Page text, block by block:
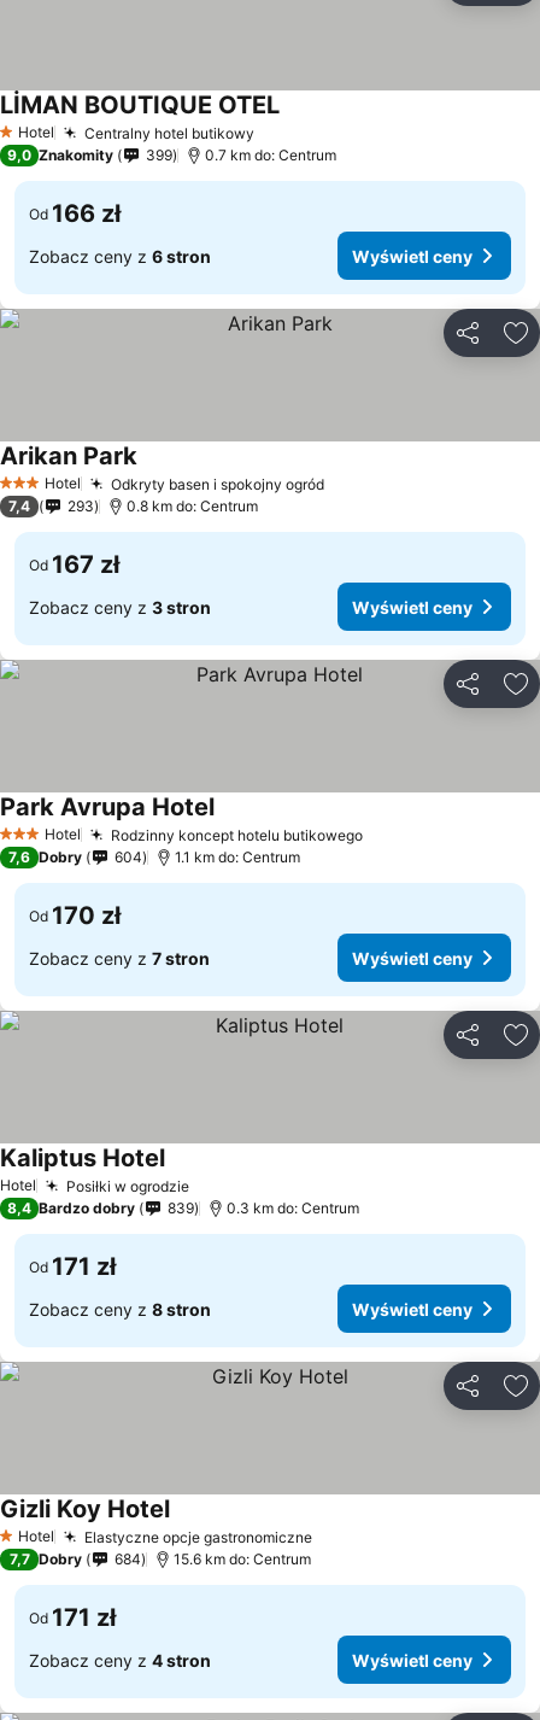
1 Kategoria
Hotel Centralny hotel butikowy
LİMAN BOUTIQUE OTELWyświetl ceny
9,0 Znakomity 399 0.7 km do: Centrum
Od 166 zł
Zobacz ceny z 6 stron Wyświetl ceny
3 Kategoria
Hotel Odkryty basen i spokojny ogródWyświetl ceny
Arikan ParkWyświetl ceny
7,4 293 0.8 km do: Centrum
Od 167 zł
Zobacz ceny z 3 stron Wyświetl ceny
3 Kategoria
Hotel Rodzinny koncept hotelu butikowegoWyświetl ceny
Park Avrupa HotelWyświetl ceny
7,6 Dobry 604 1.1 km do: Centrum
Od 170 zł
Zobacz ceny z 7 stron Wyświetl ceny
Hotel Posiłki w ogrodzieWyświetl ceny
Kaliptus HotelWyświetl ceny
8,4 Bardzo dobry 839 0.3 km do: Centrum
Od 171 zł
Zobacz ceny z 8 stron Wyświetl ceny
1 Kategoria
Hotel Elastyczne opcje gastronomiczneWyświetl ceny
Gizli Koy HotelWyświetl ceny
7,7 Dobry 684 15.6 km do: Centrum
Od 171 zł
Zobacz ceny z 4 stron Wyświetl ceny